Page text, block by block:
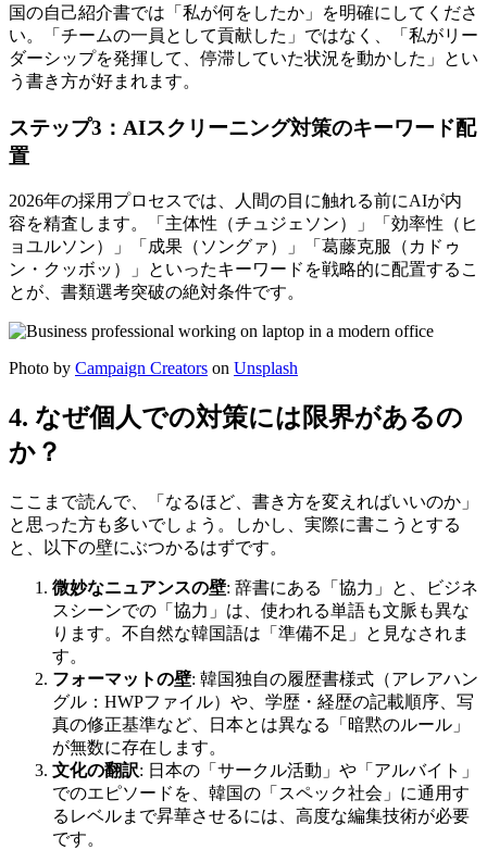
国の自己紹介書では「私が何をしたか」を明確にしてくださ
い。「チームの一員として貢献した」ではなく、「私がリー
ダーシップを発揮して、停滞していた状況を動かした」とい
う書き方が好まれます。
ステップ3：AIスクリーニング対策のキーワード配
置
2026年の採用プロセスでは、人間の目に触れる前にAIが内
容を精査します。「主体性（チュジェソン）」「効率性（ヒ
ョユルソン）」「成果（ソングァ）」「葛藤克服（カドゥ
ン・クッボッ）」といったキーワードを戦略的に配置するこ
とが、書類選考突破の絶対条件です。
Photo by Campaign Creators on Unsplash
4. なぜ個人での対策には限界があるの
か？
ここまで読んで、「なるほど、書き方を変えればいいのか」
と思った方も多いでしょう。しかし、実際に書こうとする
と、以下の壁にぶつかるはずです。
微妙なニュアンスの壁: 辞書にある「協力」と、ビジネ
スシーンでの「協力」は、使われる単語も文脈も異な
ります。不自然な韓国語は「準備不足」と見なされま
す。
フォーマットの壁: 韓国独自の履歴書様式（アレアハン
グル：HWPファイル）や、学歴・経歴の記載順序、写
真の修正基準など、日本とは異なる「暗黙のルール」
が無数に存在します。
文化の翻訳: 日本の「サークル活動」や「アルバイト」
でのエピソードを、韓国の「スペック社会」に通用す
るレベルまで昇華させるには、高度な編集技術が必要
です。